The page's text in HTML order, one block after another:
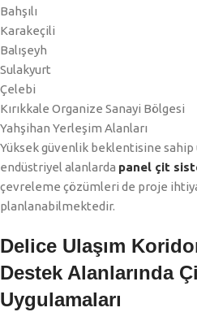
Bahşılı
Karakeçili
Balışeyh
Sulakyurt
Çelebi
Kırıkkale Organize Sanayi Bölgesi
Yahşihan Yerleşim Alanları
Yüksek güvenlik beklentisine
endüstriyel alanlarda panel çit
çevreleme çözümleri de proje
planlanabilmektedir.
Delice Ulaşım
Destek Alanlarında
Uygulamaları